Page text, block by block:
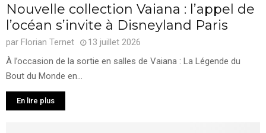
Nouvelle collection Vaiana : l’appel de
l’océan s’invite à Disneyland Paris
par Florian Ternet
13 juillet 2026
À l’occasion de la sortie en salles de Vaiana : La Légende du
Bout du Monde en...
En lire plus